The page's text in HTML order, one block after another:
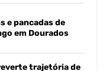
e pancadas de
em Dourados
trajetória de